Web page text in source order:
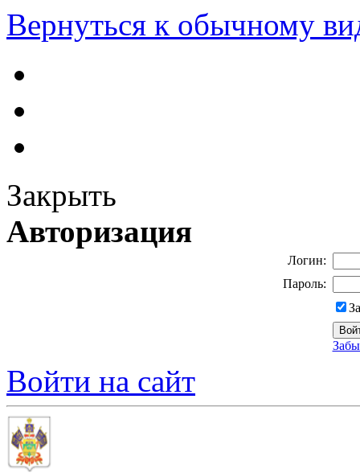
Вернуться к обычному
Закрыть
Авторизация
Логин:
Пароль:
Войти на сайт